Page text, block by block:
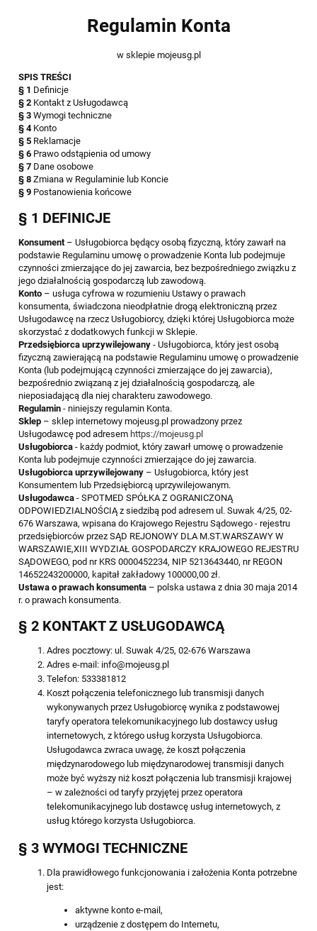
Regulamin Konta
w sklepie mojeusg.pl
SPIS TREŚCI
§ 1 Definicje
§ 2 Kontakt z Usługodawcą
§ 3 Wymogi techniczne
§ 4Konto
§ 5 Reklamacje
§ 6 Prawo odstąpienia od umowy
§ 7 Dane osobowe
§ 8 Zmiana w Regulaminie lub Koncie
§ 9 Postanowienia końcowe
§ 1 DEFINICJE
Konsument – Usługobiorca będący osobą fizyczną, który zawarł na
podstawie Regulaminu umowę o prowadzenie Konta lub podejmuje
czynności zmierzające do jej zawarcia, bez bezpośredniego związku z
jego działalnością gospodarczą lub zawodową.
Konto – usługa cyfrowa w rozumieniu Ustawy o prawach
konsumenta, świadczona nieodpłatnie drogą elektroniczną przez
Usługodawcę na rzecz Usługobiorcy, dzięki której Usługobiorca może
skorzystać z dodatkowych funkcji w Sklepie.
Przedsiębiorca uprzywilejowany - Usługobiorca, który jest osobą
fizyczną zawierającą na podstawie Regulaminu umowę o prowadzenie
Konta (lub podejmującą czynności zmierzające do jej zawarcia),
bezpośrednio związaną z jej działalnością gospodarczą, ale
nieposiadającą dla niej charakteru zawodowego.
Regulamin - niniejszy regulamin Konta.
Sklep – sklep internetowy mojeusg.pl prowadzony przez
Usługodawcę pod adresem https://mojeusg.pl
Usługobiorca - każdy podmiot, który zawarł umowę o prowadzenie
Konta lub podejmuje czynności zmierzające do jej zawarcia.
Usługobiorca uprzywilejowany – Usługobiorca, który jest
Konsumentem lub Przedsiębiorcą uprzywilejowanym.
Usługodawca - SPOTMED SPÓŁKA Z OGRANICZONĄ
ODPOWIEDZIALNOŚCIĄ z siedzibą pod adresem ul. Suwak 4/25, 02-
676 Warszawa, wpisana do Krajowego Rejestru Sądowego - rejestru
przedsiębiorców przez SĄD REJONOWY DLA M.ST.WARSZAWY W
WARSZAWIE,XIII WYDZIAŁ GOSPODARCZY KRAJOWEGO REJESTRU
SĄDOWEGO, pod nr KRS 0000452234, NIP 5213643440, nr REGON
14652243200000, kapitał zakładowy 100000,00 zł.
Ustawa o prawach konsumenta – polska ustawa z dnia 30 maja 2014
r. o prawach konsumenta.
§ 2 KONTAKT Z USŁUGODAWCĄ
Adres pocztowy: ul. Suwak 4/25, 02-676 Warszawa
Adres e-mail: info@mojeusg.pl
Telefon: 533381812
Koszt połączenia telefonicznego lub transmisji danych
wykonywanych przez Usługobiorcę wynika z podstawowej
taryfy operatora telekomunikacyjnego lub dostawcy usług
internetowych, z którego usług korzysta Usługobiorca.
Usługodawca zwraca uwagę, że koszt połączenia
międzynarodowego lub międzynarodowej transmisji danych
może być wyższy niż koszt połączenia lub transmisji krajowej
– w zależności od taryfy przyjętej przez operatora
telekomunikacyjnego lub dostawcę usług internetowych, z
usług którego korzysta Usługobiorca.
§ 3 WYMOGI TECHNICZNE
Dla prawidłowego funkcjonowania i założenia Konta potrzebne
jest:
aktywne konto e-mail,
urządzenie z dostępem do Internetu,